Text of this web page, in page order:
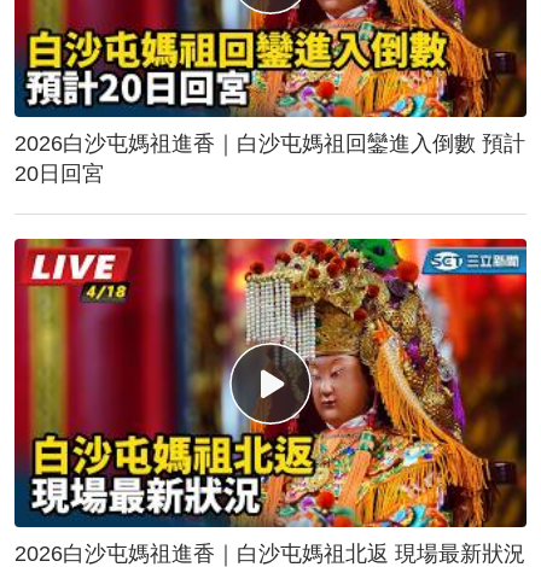
2026白沙屯媽祖進香｜白沙屯媽祖回鑾進入倒數 預計
20日回宮
2026白沙屯媽祖進香｜白沙屯媽祖北返 現場最新狀況